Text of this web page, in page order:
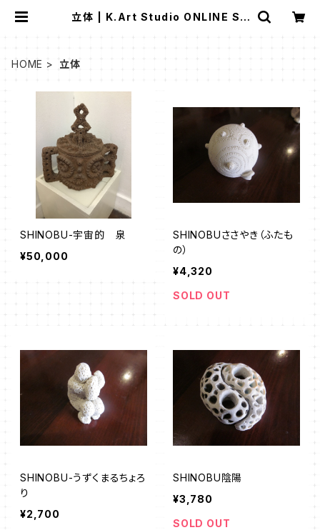
立体 | K.Art Studio ONLINE ST
HOME 立体
SHINOBU-宇宙的 泉
¥50,000
SHINOBUささやき（ふたも
の）
¥4,320
SOLD OUT
SHINOBU-うずくまるちょろ
り
¥2,700
SHINOBU陰陽
¥3,780
SOLD OUT